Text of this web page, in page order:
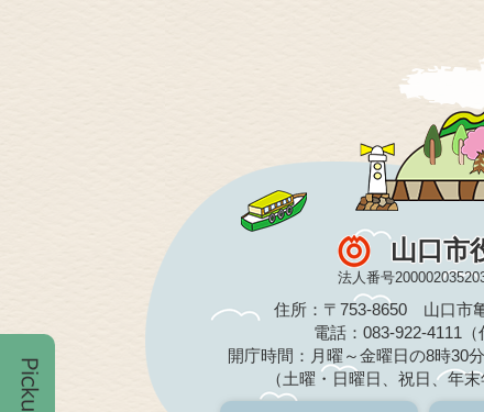
山口市
法人番号
住所：〒753-8650 山口市
電話：083-922-4111（
開庁時間：月曜～金曜日の8時30
（土曜・日曜日、祝日、年末